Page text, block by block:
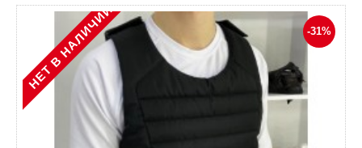
-31%
НЕТ В НАЛИЧИИ